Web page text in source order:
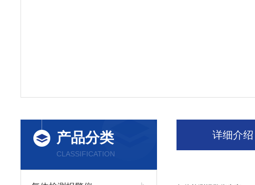
产品分类
CLASSIFICATION
详细介绍